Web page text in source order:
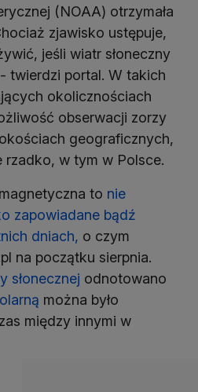
(NOAA) otrzymała
zjawisko ustępuje,
jeśli wiatr słoneczny
twierdzi portal. W takich
okolicznościach
obserwacji zorzy
geograficznych,
rzadko, w tym w Polsce.
to nie
zapowiadane bądź
dniach, o czym
na początku sierpnia.
słonecznej odnotowano
można było
między innymi w